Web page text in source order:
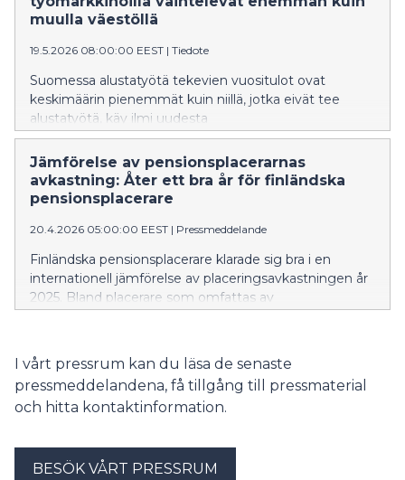
studier och arbetslöshet.
muulla väestöllä
19.5.2026 08:00:00 EEST | Tiedote
Suomessa alustatyötä tekevien vuositulot ovat
keskimäärin pienemmät kuin niillä, jotka eivät tee
alustatyötä, käy ilmi uudesta
tutkimuksesta. Alustatyöntekijöiden tulot ja
tulonlähteet myös vaihtelevat muuta väestöä
enemmän. He siirtyvät muita yleisemmin palkkatyön,
yrittäjyyden, opiskelun ja työttömyyden välillä.
Jämförelse av pensionsplacerarnas
avkastning: Åter ett bra år för finländska
pensionsplacerare
20.4.2026 05:00:00 EEST | Pressmeddelande
Finländska pensionsplacerare klarade sig bra i en
internationell jämförelse av placeringsavkastningen år
2025. Bland placerare som omfattas av
I vårt pressrum kan du läsa de senaste
pressmeddelandena, få tillgång till pressmaterial
och hitta kontaktinformation.
BESÖK VÅRT PRESSRUM